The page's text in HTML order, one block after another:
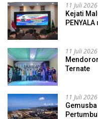
11 Juli 2026
Kejati
11 Juli 2026
Ternate
11 Juli 2026